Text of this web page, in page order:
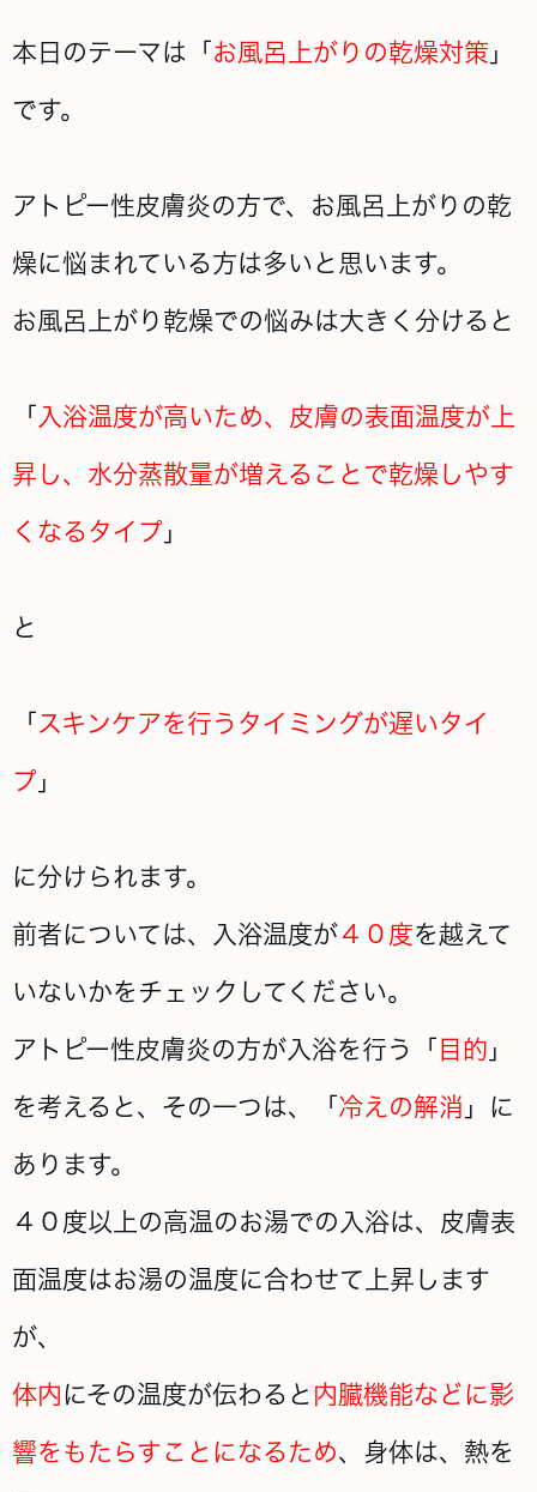
本日のテーマは「 お風呂上がりの乾燥対策 」
です。
アトピー性皮膚炎の方で、お風呂上がりの乾
燥に悩まれている方は多いと思います。
お風呂上がり乾燥での悩みは大きく分けると
「 入浴温度が高いため、皮膚の表面温度が上
昇し、水分蒸散量が増えることで乾燥しやす
くなるタイプ 」
と
「 スキンケアを行うタイミングが遅いタイ
プ 」
に分けられます。
前者については、入浴温度が４０度を越えて
いないかをチェックしてください。
アトピー性皮膚炎の方が入浴を行う「 目的 」
を考えると、その一つは、「 冷えの解消 」に
あります。
４０度以上の高温のお湯での入浴は、皮膚表
面温度はお湯の温度に合わせて上昇します
が、
体内にその温度が伝わると 内臓機能などに影
響をもたらすことになるため、身体は、熱を